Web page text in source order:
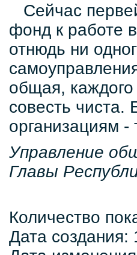
Сейчас
фонд к работе
отнюдь ни
общая,
совесть
организациям
Управление
Главы
Количество
Дата